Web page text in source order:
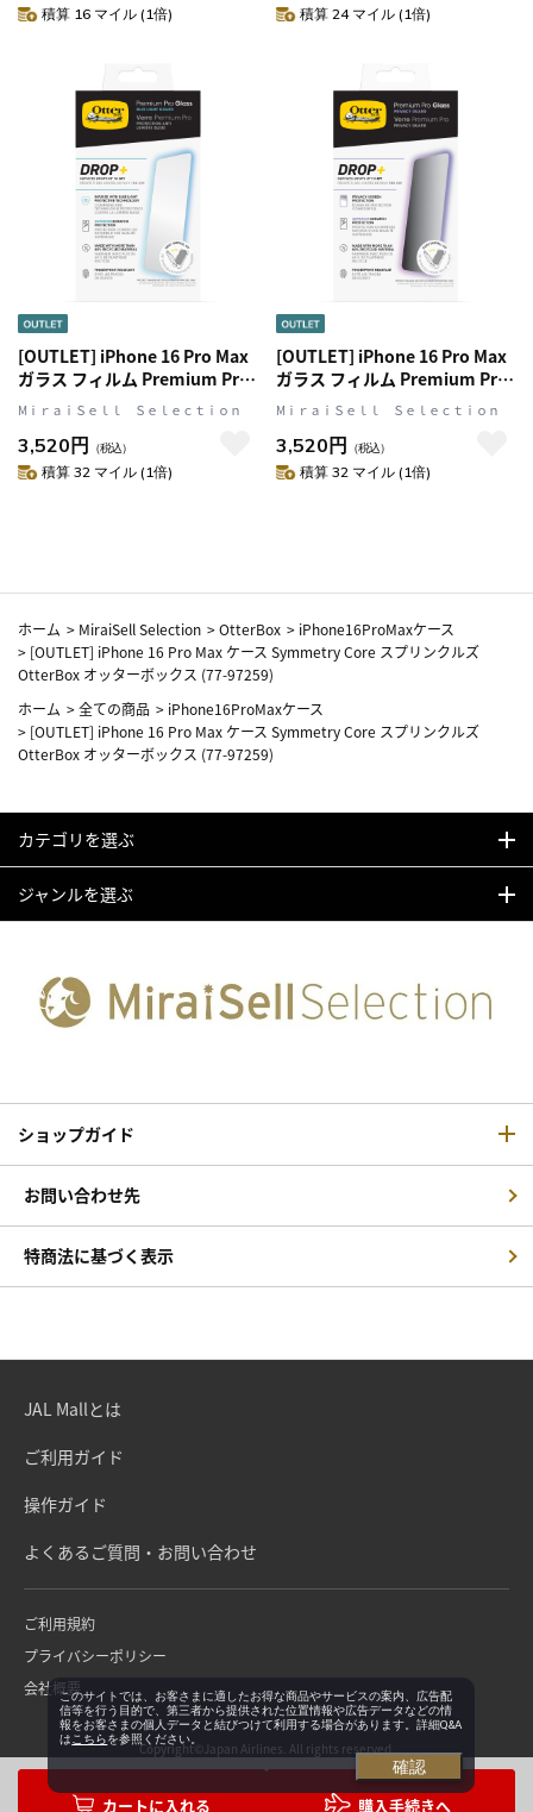
購入手続きへ
積算 16 マイル (1倍) 積算 24 マイル (1倍)
[OUTLET] iPhone 16 Pro Max
ガラス フィルム Premium Pro
Glass Blue Light ブルーライト
クス (77-96207)
MⅰｒａｉＳｅｌｌ Ｓｅｌｅｃｔｉｏｎ
3,520円 （税込）
積算 32 マイル (1倍)
[OUTLET] iPhone 16 Pro Max
ガラス フィルム Premium Pro
Glass Privacy のぞき見防止
(77-96223)
MⅰｒａｉＳｅｌｌ Ｓｅｌｅｃｔｉｏｎ
3,520円 （税込）
積算 32 マイル (1倍)
ホーム > MiraiSell Selection >OtterBox > iPhone16ProMaxケース
> [OUTLET] iPhone 16 Pro Max ケース Symmetry Core スプリンクルズ
OtterBox オッターボックス (77-97259)
ホーム >全ての商品 > iPhone16ProMaxケース
> [OUTLET] iPhone 16 Pro Max ケース Symmetry Core スプリンクルズ
OtterBox オッターボックス (77-97259)
カテゴリを選ぶ
ジャンルを選ぶ
ショップガイド
お問い合わせ先
特商法に基づく表示
JAL Mallとは
ご利用ガイド
操作ガイド
よくあるご質問・お問い合わせ
ご利用規約
プライバシーポリシー
会社概要
Copyright©Japan Airlines. All rights reserved.
このサイトでは、お客さまに適したお得な商品やサービスの案内、広告配
信等を行う目的で、第三者から提供された位置情報や広告データなどの情
報をお客さまの個人データと結びつけて利用する場合があります。詳細Q&A
は こちらを参照ください。
確認